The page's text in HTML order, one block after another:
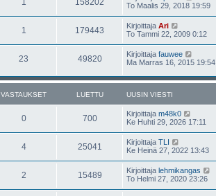
To Maalis 29, 2018 19:59
1 179443 Kirjoittaja Ari
To Tammi 22, 2009 0:12
23 49820 Kirjoittaja fauwee
Ma Marras 16, 2015 19:54
VASTAUKSET LUETTU UUSIN VIESTI
0 700 Kirjoittaja m48k0
Ke Huhti 29, 2026 17:11
4 25041 Kirjoittaja TLI
Ke Heinä 27, 2022 13:43
2 15489 Kirjoittaja lehmikangas
To Helmi 27, 2020 23:26